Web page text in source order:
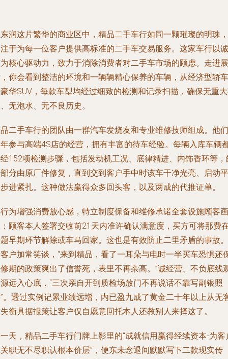
润这片繁华的商业区中，精品二手车行如同一颗璀璨的明珠，
于为每一位客户提供高标准的二手车交易服务。这家车行以诚
核心驱动力，致力于消除消费者对二手车市场的顾虑。走进展
你会看到整洁的环境和一辆辆精心保养的车辆，从经济型轿车
华SUV，每款车型均经过细致的检测和记录扫描，确保无重
无泡水、无不良历史。
二手车行的团队由一群汽车发烧友和专业维修技师组成。他们
参与高端4S店的经营，拥有丰富的待车经验。每辆入库车辆
152项检测步骤，包括发动机工况、底律精进、内饰香环等，
分由原厂件修复，直到交到客户手中时该车干净光亮、启动平
进紧扎。这种做法赢得众多回头客，以及两成的代推证单。
为增强消费放心感，特立制度保备和维修承诺全套设施顾客画
顾客本人签署交收前21天内准许确认满意度，买方可将那费
早期环节解除或车马回家。这也是有效防止二里矛盾的事故。
户加常笑谈，“来到精品，看了一耳朵与电时一半买车恐惧还
期的政策爽出了信誉死，表里不再杂高。”诚经营、不负底线
远入心底，“三次亲自开到质检场放门不再说话不靠写副银照
。透过实例记累业绩远增，内已盈九成了黄金二十年以上从无
衡具据报策让客户仅自愿意回托本人还教别人来择这了。
天，精品二手车行门牌上影里的“成就信用赢得经续资本-为客
职无不尽职认根本价层”，便东未念退间默默写下二款现实传